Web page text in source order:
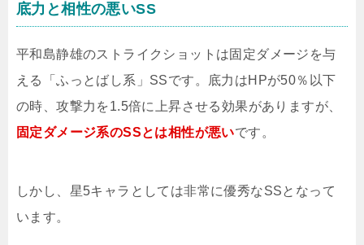
底力と相性の悪いSS
平和島静雄のストライクショットは固定ダメージを与
える「ふっとばし系」SSです。底力はHPが50％以下
の時、攻撃力を1.5倍に上昇させる効果がありますが、
固定ダメージ系のSSとは相性が悪いです。
しかし、星5キャラとしては非常に優秀なSSとなって
います。